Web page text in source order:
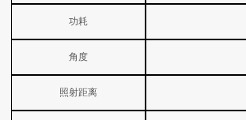
功耗
角度
照射距离